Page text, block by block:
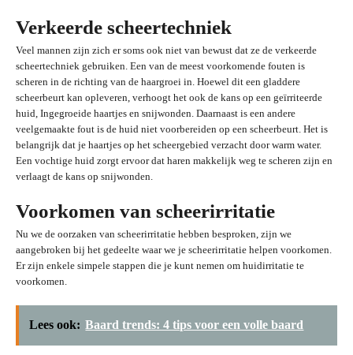
Verkeerde scheertechniek
Veel mannen zijn zich er soms ook niet van bewust dat ze de verkeerde
scheertechniek gebruiken. Een van de meest voorkomende fouten is
scheren in de richting van de haargroei in. Hoewel dit een gladdere
scheerbeurt kan opleveren, verhoogt het ook de kans op een geïrriteerde
huid, Ingegroeide haartjes en snijwonden. Daarnaast is een andere
veelgemaakte fout is de huid niet voorbereiden op een scheerbeurt. Het is
belangrijk dat je haartjes op het scheergebied verzacht door warm water.
Een vochtige huid zorgt ervoor dat haren makkelijk weg te scheren zijn en
verlaagt de kans op snijwonden.
Voorkomen van scheerirritatie
Nu we de oorzaken van scheerirritatie hebben besproken, zijn we
aangebroken bij het gedeelte waar we je scheerirritatie helpen voorkomen.
Er zijn enkele simpele stappen die je kunt nemen om huidirritatie te
voorkomen.
Lees ook: Baard trends: 4 tips voor een volle baard